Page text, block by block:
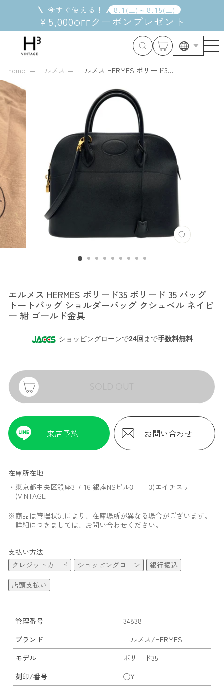
キ
ッ
プ
す
る
今すぐ使える！ 8 . 1 ( 土) ～ 8 . 15( 土)
¥5,000OFFクーポン プレゼント
home エルメス エルメス HERMES ボリード3...
エルメス HERMES ボリード35 ボリード 35 バッグ
トートバッグ ショルダーバッグ クシュベル ネイビ
ー 紺 ゴールド金具
ショッピングローンで24回 まで手数料無料
来店予約 お問い合わせ
在庫所在地
・東京都中央区銀座3-7-16 銀座NSビル3F H3(エイチスリ
ー)VINTAGE
※商品は管理状況により、在庫場所が異なる場合がございます。
詳細につきましては、お問い合わせください。
支払い方法
クレジットカード
ショッピングローン
銀行振込
店頭支払い
管理番号
34838
ブランド
エルメス/HERMES
モデル
ボリード35
刻印/番号
◯Y